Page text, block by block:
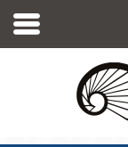
contenido